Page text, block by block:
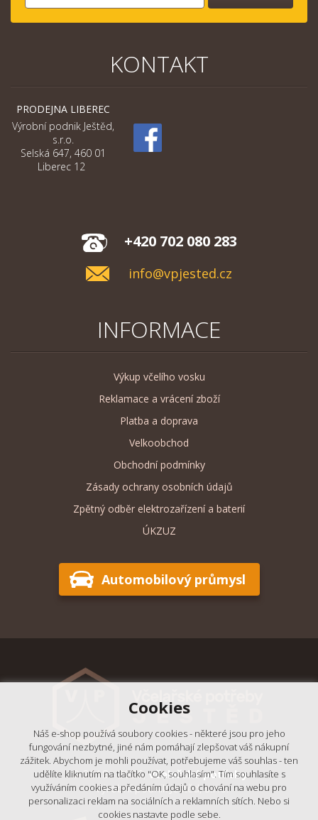
KONTAKT
PRODEJNA LIBEREC
Výrobní podnik Ještěd,
s.r.o.
Selská 647, 460 01
Liberec 12
+420 702 080 283
info@vpjested.cz
INFORMACE
Výkup včelího vosku
Reklamace a vrácení zboží
Platba a doprava
Velkoobchod
Obchodní podmínky
Zásady ochrany osobních údajů
Zpětný odběr elektrozařízení a baterií
ÚKZUZ
Automobilový průmysl
© 2018 - 2026, Včelařské potřeby
- Výrobní podnik Ještěd, s.r.o.
Cookies
Náš e-shop používá soubory cookies - některé jsou pro jeho
fungování nezbytné, jiné nám pomáhají zlepšovat váš nákupní
zážitek. Abychom je mohli používat, potřebujeme váš souhlas - ten
udělíte kliknutím na tlačítko "OK, souhlasím". Tím souhlasíte s
využíváním cookies a předáním údajů o chování na webu pro
personalizaci reklam na sociálních a reklamních sítích. Nebo si
cookies nastavte podle sebe.